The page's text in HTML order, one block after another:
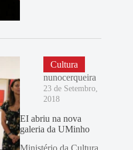
Cultura
nunocerqueira
23 de Setembro,
2018
EI abriu na nova
galeria da UMinho